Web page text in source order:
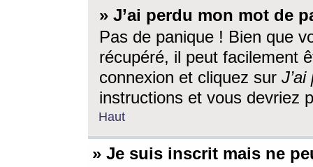
» J’ai perdu mon mot de
Pas de panique ! Bien que
récupéré, il peut facilement
connexion et cliquez sur
instructions et vous devriez
Haut
» Je suis inscrit mais ne